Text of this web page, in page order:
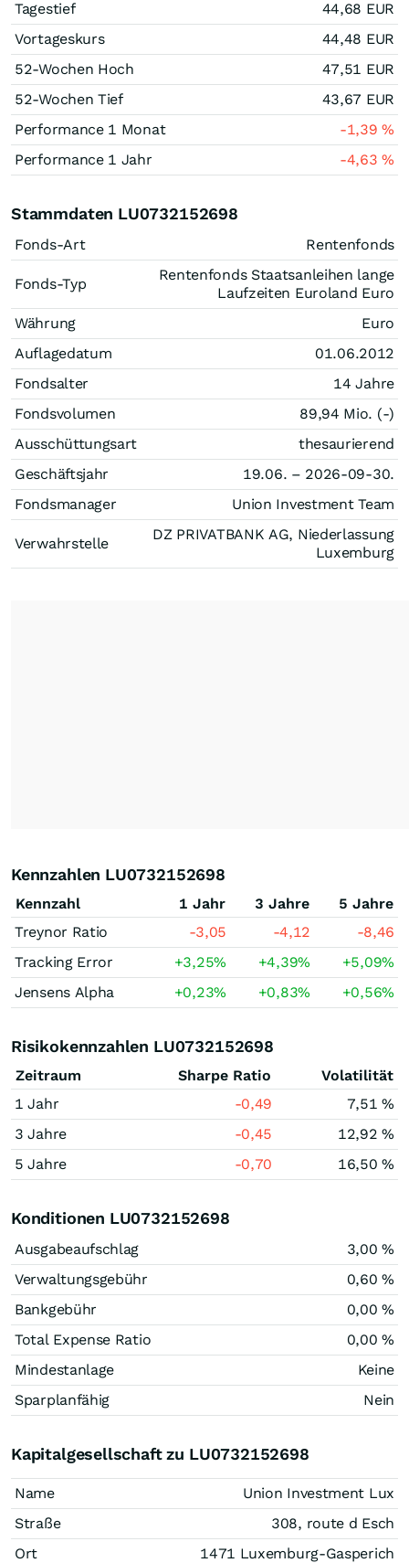
Tagestief 44,68 EUR
Vortageskurs
44,48 EUR
52-Wochen Hoch
47,51 EUR
52-Wochen Tief
43,67 EUR
Performance 1 Monat
-1,39%
Performance 1 Jahr
-4,63%
Stammdaten LU0732152698
Fonds-Art Rentenfonds
Fonds-Typ
Rentenfonds Staatsanleihen lange
Laufzeiten Euroland Euro
Währung
Euro
Auflagedatum
01.06.2012
Fondsalter
14 Jahre
Fondsvolumen
89,94 Mio. (-)
Ausschüttungsart
thesaurierend
Geschäftsjahr
19.06. – 2026-09-30.
Fondsmanager
Union Investment Team
Verwahrstelle
DZ PRIVATBANK AG, Niederlassung
Luxemburg
Kennzahlen LU0732152698
Kennzahl 1 Jahr 3 Jahre
5 Jahre
Treynor Ratio
-3,05 -4,12
-8,46
Tracking Error
+3,25% +4,39% +5,09%
Jensens Alpha
+0,23% +0,83% +0,56%
Risikokennzahlen LU0732152698
Zeitraum Sharpe Ratio
Volatilität
1 Jahr
-0,49
7,51 %
3 Jahre
-0,45
12,92 %
5 Jahre
-0,70 16,50 %
Konditionen LU0732152698
Ausgabeaufschlag
3,00 %
Verwaltungsgebühr
0,60 %
Bankgebühr
0,00 %
Total Expense Ratio
0,00 %
Mindestanlage
Keine
Sparplanfähig
Nein
Kapitalgesellschaft zu LU0732152698
Name
Union Investment Lux
Straße
308, route d Esch
Ort
1471 Luxemburg-Gasperich